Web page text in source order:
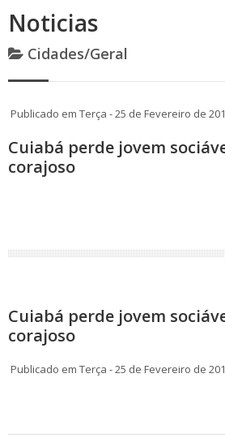
Noticias
Cidades/Geral
Publicado em Terça - 25 de Fevereiro de
Cuiabá perde jovem
corajoso
Cuiabá perde jovem
corajoso
Publicado em Terça - 25 de Fevereiro de